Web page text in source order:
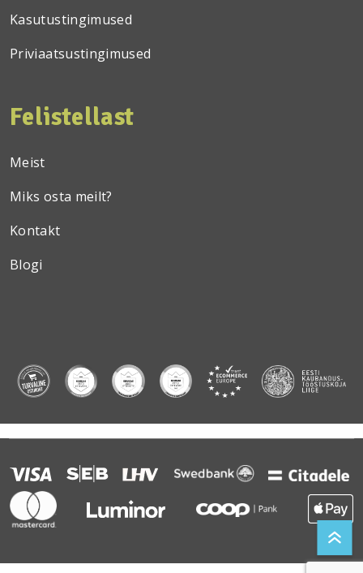
Kasutustingimused
Priviaatsustingimused
Felistellast
Meist
Miks osta meilt?
Kontakt
Blogi